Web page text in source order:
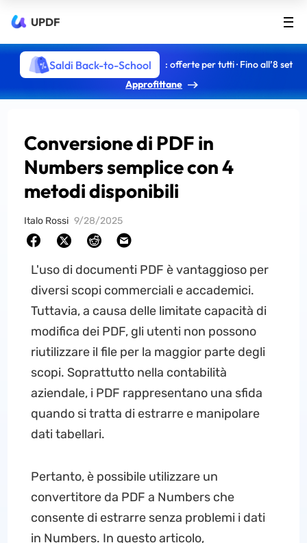
UPDF
Saldi Back-to-School
: offerte per tutti · Fino all’8 set
Approfittane
Conversione di PDF in
Numbers semplice con 4
metodi disponibili
Italo Rossi 9/28/2025
L'uso di documenti PDF è vantaggioso per
diversi scopi commerciali e accademici.
Tuttavia, a causa delle limitate capacità di
modifica dei PDF, gli utenti non possono
riutilizzare il file per la maggior parte degli
scopi. Soprattutto nella contabilità
aziendale, i PDF rappresentano una sfida
quando si tratta di estrarre e manipolare
dati tabellari.
Pertanto, è possibile utilizzare un
convertitore da PDF a Numbers che
consente di estrarre senza problemi i dati
in Numbers. In questo articolo,